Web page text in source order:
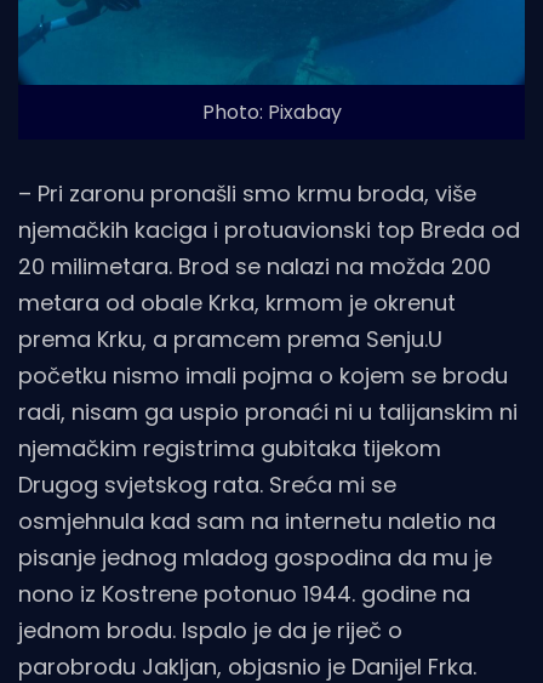
Photo: Pixabay
– Pri zaronu pronašli smo krmu broda, više
njemačkih kaciga i protuavionski top Breda od
20 milimetara. Brod se nalazi na možda 200
metara od obale Krka, krmom je okrenut
prema Krku, a pramcem prema Senju.U
početku nismo imali pojma o kojem se brodu
radi, nisam ga uspio pronaći ni u talijanskim ni
njemačkim registrima gubitaka tijekom
Drugog svjetskog rata. Sreća mi se
osmjehnula kad sam na internetu naletio na
pisanje jednog mladog gospodina da mu je
nono iz Kostrene potonuo 1944. godine na
jednom brodu. Ispalo je da je riječ o
parobrodu Jakljan, objasnio je Danijel Frka.